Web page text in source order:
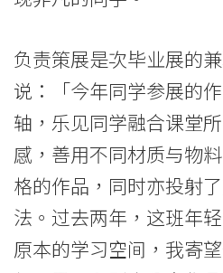
际
学
院
香
港
负责策展是次毕业展的
说：「今年同学参展的
轴，乐见同学融合课堂
感，善用不同材质与物
格的作品，同时亦投射
法。过去两年，这班年
原本的学习空间，我寄